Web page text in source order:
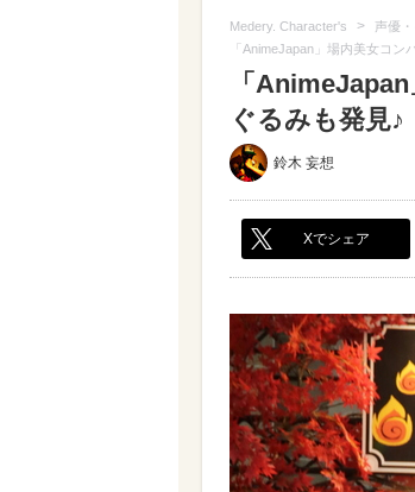
Medery. Character's > 声優
「AnimeJapan」場内美女コ
「
ぐるみも発見♪
鈴木 妄想
Xでシェア